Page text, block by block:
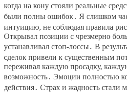
когда на кону стояли реальные
были полны ошибок․ Я слишком
интуицию, не соблюдая правила
Открывал позиции с чрезмерно
устанавливал стоп-лоссы․ В
сделок привели к существенным
переживал каждую просадку,
возможность․ Эмоции полностью
действия․ Страх и жадность стали